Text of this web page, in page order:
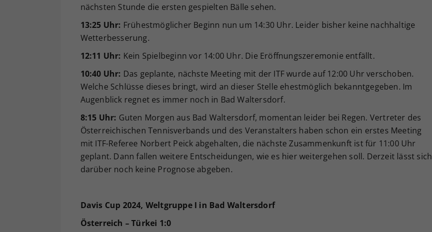
nächsten Stunde die ersten gespielten Bälle sehen.
13:25 Uhr: Frühestmöglicher Beginn nun um 14:30 Uhr. Leider bisher keine nachhaltige
Wetterbesserung.
12:11 Uhr: Kein Spielbeginn vor 14:00 Uhr. Die Eröffnungszeremonie entfällt.
10:40 Uhr: Das geplante, nächste Meeting mit der ITF wurde auf 12:00 Uhr verschoben.
Welche Schlüsse dieses bringt, wird an dieser Stelle ehestmöglich bekanntgegeben. Im
Augenblick regnet es immer noch in Bad Waltersdorf.
8:15 Uhr: Guten Morgen aus Bad Waltersdorf, momentan leider bei Regen. Vertreter des
Österreichischen Tennisverbands und des Veranstalters haben schon ein erstes Meeting
mit ITF-Referee Norbert Peick abgehalten, die nächste Zusammenkunft ist für 11:00 Uhr
geplant. Dann fallen weitere Entscheidungen, wie es hier weitergehen soll. Derzeit lässt sich
darüber noch keine Prognose abgeben.
Davis Cup 2024, Weltgruppe I in Bad Waltersdorf
Österreich – Türkei 1:0